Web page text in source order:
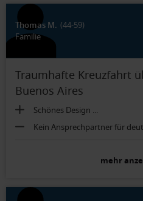
Thomas M. (44-59)
Familie
Traumhafte Kreuzfahrt
Buenos Aires
Schönes Design ...
Kein Ansprechpartner für
Balkonkabine Deluxe (Kat.
mehr